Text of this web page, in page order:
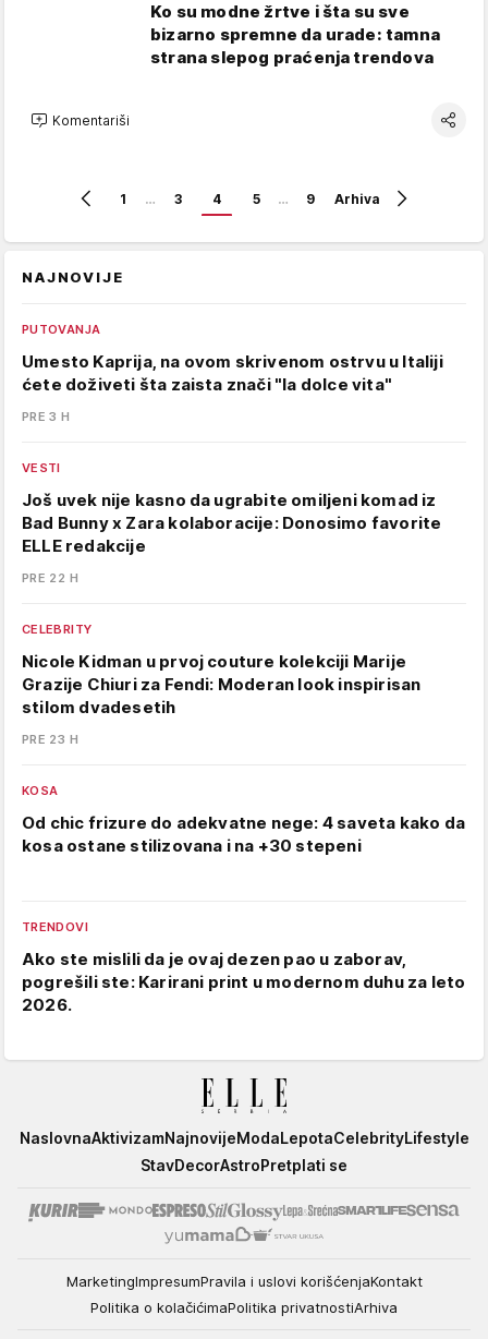
Ko su modne žrtve i šta su sve
bizarno spremne da urade: tamna
strana slepog praćenja trendova
Komentariši
1 … 3 4 5 … 9 Arhiva
NAJNOVIJE
PUTOVANJA
Umesto Kaprija, na ovom skrivenom ostrvu u Italiji
ćete doživeti šta zaista znači "la dolce vita"
PRE 3 H
VESTI
Još uvek nije kasno da ugrabite omiljeni komad iz
Bad Bunny x Zara kolaboracije: Donosimo favorite
ELLE redakcije
PRE 22 H
CELEBRITY
Nicole Kidman u prvoj couture kolekciji Marije
Grazije Chiuri za Fendi: Moderan look inspirisan
stilom dvadesetih
PRE 23 H
KOSA
Od chic frizure do adekvatne nege: 4 saveta kako da
kosa ostane stilizovana i na +30 stepeni
TRENDOVI
Ako ste mislili da je ovaj dezen pao u zaborav,
pogrešili ste: Karirani print u modernom duhu za leto
2026.
Elle
NaslovnaAktivizamNajnovijeModaLepotaCelebrityLifestyle
StavDecorAstroPretplati se
MarketingImpresumPravila i uslovi korišćenjaKontakt
Politika o kolačićimaPolitika privatnostiArhiva